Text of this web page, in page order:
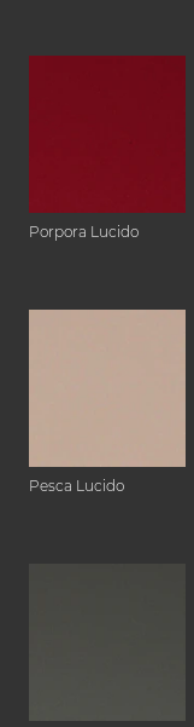
Porpora Lucido
Pesca Lucido